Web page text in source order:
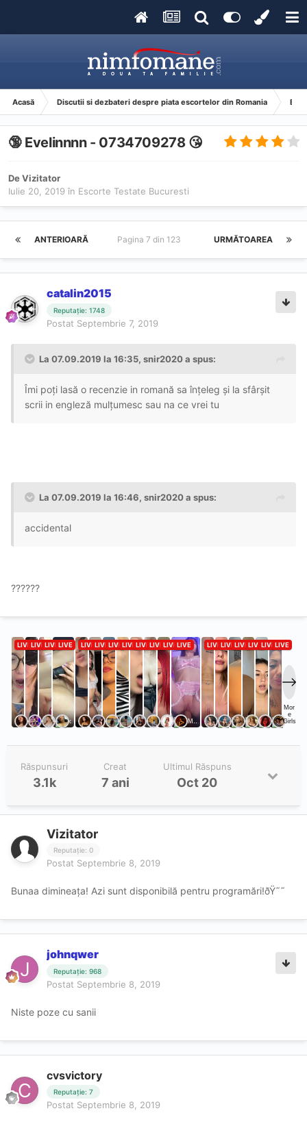
Acasă Discutii si dezbateri despre piata escortelor din Romania
🔞 Evelinnnn - 0734709278 😘
De Vizitator
Iulie 20, 2019 în Escorte Testate Bucuresti
ANTERIOARĂ URMĂTOAREA
Pagina 7 din 123
catalin2015
Reputație: 1748
Postat Septembrie 7, 2019
La 07.09.2019 la 16:35, snir2020 a spus:
Îmi poți lasă o recenzie in romană sa înțeleg și la sfârșit
scrii in engleză mulțumesc sau na ce vrei tu
La 07.09.2019 la 16:46, snir2020 a spus:
accidental
??????
Răspunsuri
3.1k
Creat
7 ani
Ultimul Răspuns
Oct 20
Vizitator
Reputație: 0
Postat Septembrie 8, 2019
Bunaa dimineața! Azi sunt disponibilă pentru programări!ðŸ˜˜
johnqwer
Reputație: 968
Postat Septembrie 8, 2019
Niste poze cu sanii
cvsvictory
Reputație: 7
Postat Septembrie 8, 2019